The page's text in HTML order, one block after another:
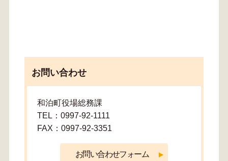
お問い合わせ
和泊町役場総務課
TEL：0997-92-1111
FAX：0997-92-3351